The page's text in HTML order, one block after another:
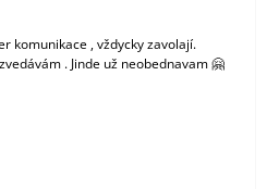
komunikace , vždycky zavolají.
. Jinde už neobednavam 🤗
je 3 z 5 hvězdiček.